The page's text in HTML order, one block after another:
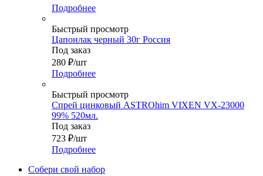
Подробнее
Быстрый просмотр
Цапонлак черный 30г Россия
Под заказ
280 ₽/шт
Подробнее
Быстрый просмотр
Спрей цинковый ASTROhim VIXEN VX-23000
99% 520мл.
Под заказ
723 ₽/шт
Подробнее
Собери свой набор